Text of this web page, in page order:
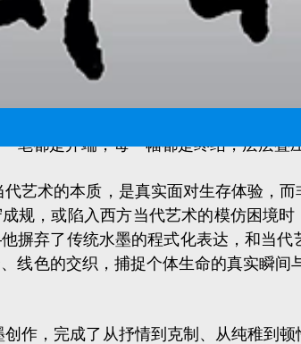
十年，是一部从边缘野生到全球在场
一场艺术生命的轮回：他以笔墨为媒
笔都是开端，每一幅都是终结，层层叠
术的本质，是真实面对生存体验，而
规，或陷入西方当代艺术的模仿困境
弃了传统水墨的程式化表达，和当代
线色的交织，捕捉个体生命的真实瞬间
，完成了从抒情到克制、从纯稚到顿